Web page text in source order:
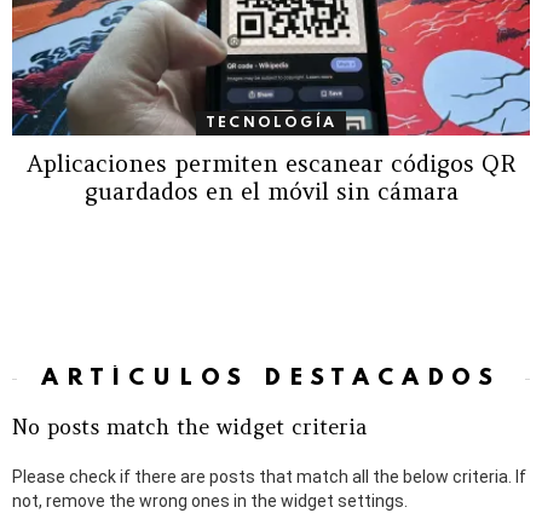
TECNOLOGÍA
Aplicaciones permiten escanear códigos QR
guardados en el móvil sin cámara
ARTÍCULOS DESTACADOS
No posts match the widget criteria
Please check if there are posts that match all the below criteria. If
not, remove the wrong ones in the widget settings.